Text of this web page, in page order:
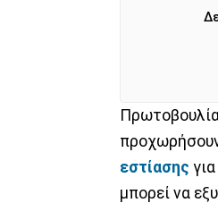
εστίασης
μπορεί να